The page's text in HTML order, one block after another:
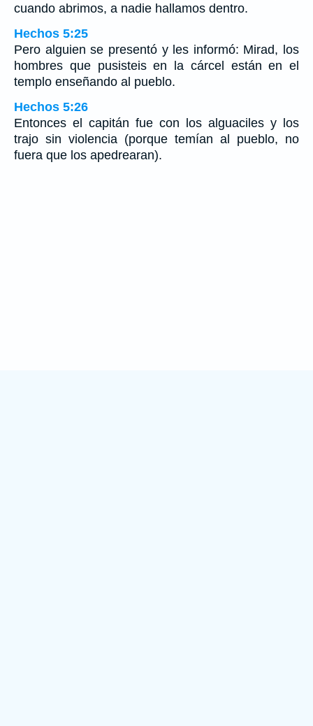
cuando abrimos, a nadie hallamos dentro.
Hechos 5:25
Pero alguien se presentó y les informó: Mirad, los
hombres que pusisteis en la cárcel están en el
templo enseñando al pueblo.
Hechos 5:26
Entonces el capitán fue con los alguaciles y los
trajo sin violencia (porque temían al pueblo, no
fuera que los apedrearan).